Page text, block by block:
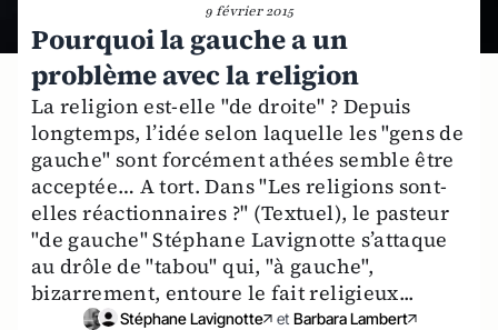
9 février 2015
Pourquoi la gauche a un
problème avec la religion
La religion est-elle "de droite" ? Depuis
longtemps, l’idée selon laquelle les "gens de
gauche" sont forcément athées semble être
acceptée… A tort. Dans "Les religions sont-
elles réactionnaires ?" (Textuel), le pasteur
"de gauche" Stéphane Lavignotte s’attaque
au drôle de "tabou" qui, "à gauche",
bizarrement, entoure le fait religieux...
Stéphane Lavignotte et Barbara Lambert